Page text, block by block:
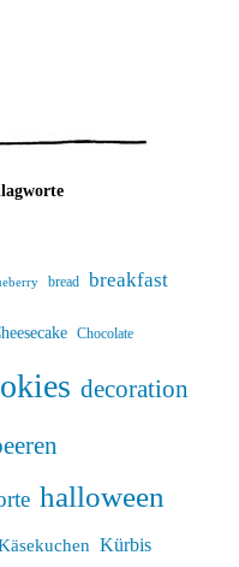
bread breakfast
Chocolate
decoration
halloween
Kürbis